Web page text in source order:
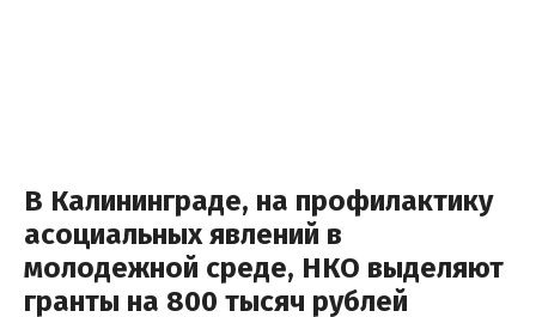
В Калининграде, на профилактику
асоциальных явлений в
молодежной среде, НКО выделяют
гранты на 800 тысяч рублей